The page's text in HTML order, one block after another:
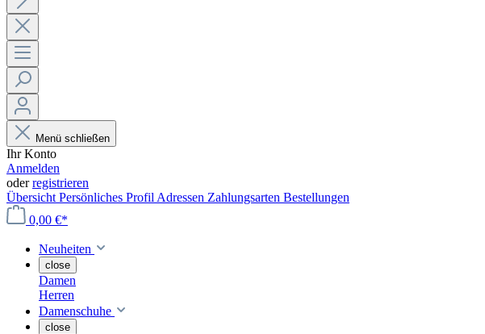
Menü schließen
Ihr Konto
Anmelden
oderregistrieren
Übersicht Persönliches Profil Adressen Zahlungsarten Bestellungen
0,00 €*
Neuheiten
close
Damen
Herren
Damenschuhe
close